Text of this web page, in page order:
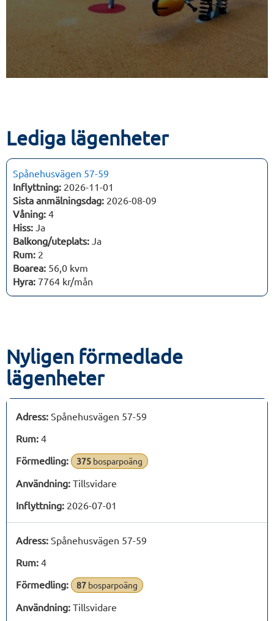
Lediga lägenheter
Spånehusvägen 57-59
Inflyttning: 2026-11-01
Sista anmälningsdag: 2026-08-09
Våning: 4
Hiss: Ja
Balkong/uteplats: Ja
Rum: 2
Boarea: 56,0 kvm
Hyra: 7764 kr/mån
Nyligen förmedlade
lägenheter
Adress: Spånehusvägen 57-59
Rum: 4
Förmedling:
375 bosparpoäng
Användning: Tillsvidare
Inflyttning: 2026-07-01
Adress: Spånehusvägen 57-59
Rum: 4
Förmedling:
87 bosparpoäng
Användning: Tillsvidare